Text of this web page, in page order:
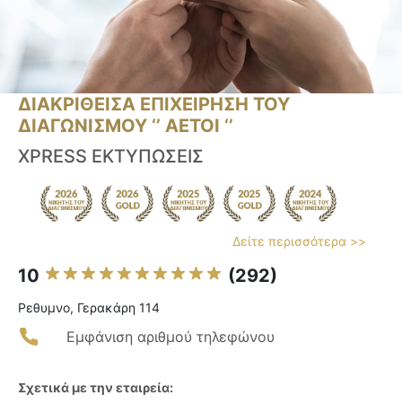
ΔΙΑΚΡΙΘΕΙΣΑ ΕΠΙΧΕΙΡΗΣΗ ΤΟΥ
ΔΙΑΓΩΝΙΣΜΟΥ ‘’ ΑΕΤΟΙ ‘’
XPRESS ΕΚΤΥΠΩΣΕΙΣ
Δείτε περισσότερα >>
10 (292)
Ρεθυμνο, Γερακάρη 114
Εμφάνιση αριθμού τηλεφώνου
Σχετικά με την εταιρεία: